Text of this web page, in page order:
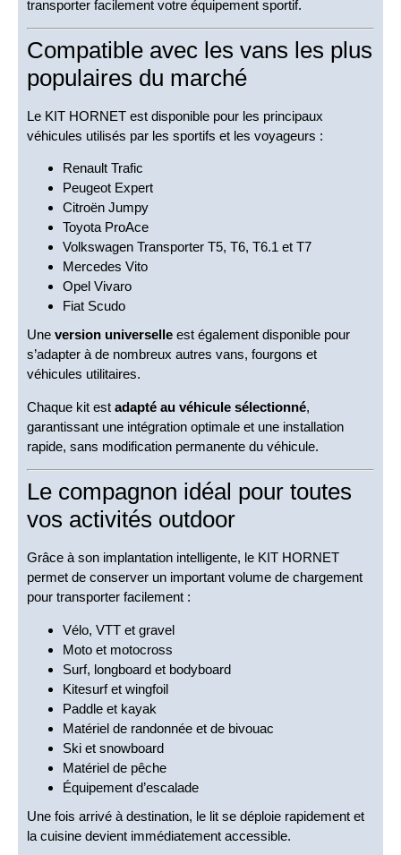
transporter facilement votre équipement sportif.
Compatible avec les vans les plus
populaires du marché
Le KIT HORNET est disponible pour les principaux
véhicules utilisés par les sportifs et les voyageurs :
Renault Trafic
Peugeot Expert
Citroën Jumpy
Toyota ProAce
Volkswagen Transporter T5, T6, T6.1 et T7
Mercedes Vito
Opel Vivaro
Fiat Scudo
Une version universelle est également disponible pour
s’adapter à de nombreux autres vans, fourgons et
véhicules utilitaires.
Chaque kit est adapté au véhicule sélectionné,
garantissant une intégration optimale et une installation
rapide, sans modification permanente du véhicule.
Le compagnon idéal pour toutes
vos activités outdoor
Grâce à son implantation intelligente, le KIT HORNET
permet de conserver un important volume de chargement
pour transporter facilement :
Vélo, VTT et gravel
Moto et motocross
Surf, longboard et bodyboard
Kitesurf et wingfoil
Paddle et kayak
Matériel de randonnée et de bivouac
Ski et snowboard
Matériel de pêche
Équipement d’escalade
Une fois arrivé à destination, le lit se déploie rapidement et
la cuisine devient immédiatement accessible.